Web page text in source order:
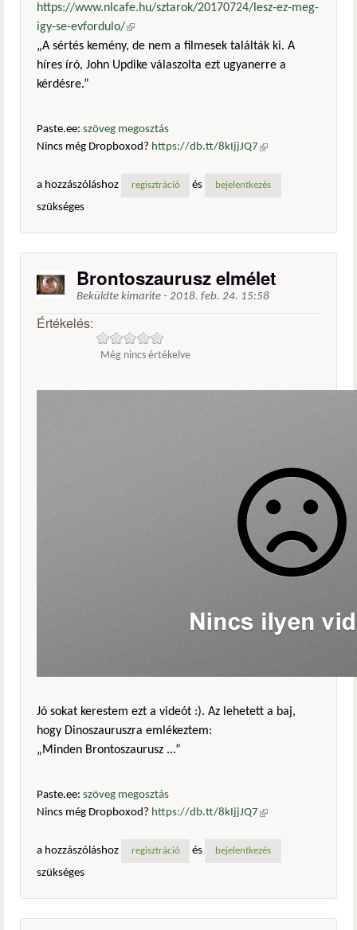
https://www.nlcafe.hu/sztarok/20170724/lesz-ez-meg-
igy-se-evfordulo/(külső hivatkozás)
„A sértés kemény, de nem a filmesek találták ki. A
híres író, John Updike válaszolta ezt ugyanerre a
kérdésre.”
Paste.ee: szöveg megosztás
Nincs még Dropboxod? https://db.tt/8kIjjJQ7 (külső
a hozzászóláshoz
regisztráció és bejelentkezés
szükséges
Brontoszaurusz elmélet
Beküldte kimarite - 2018. feb. 24. 15:58
Értékelés:
Még nincs értékelve
Jó sokat kerestem ezt a videót :). Az lehetett a baj,
hogy Dinoszauruszra emlékeztem:
„Minden Brontoszaurusz ...”
Paste.ee: szöveg megosztás
Nincs még Dropboxod? https://db.tt/8kIjjJQ7 (külső
a hozzászóláshoz
regisztráció és bejelentkezés
szükséges